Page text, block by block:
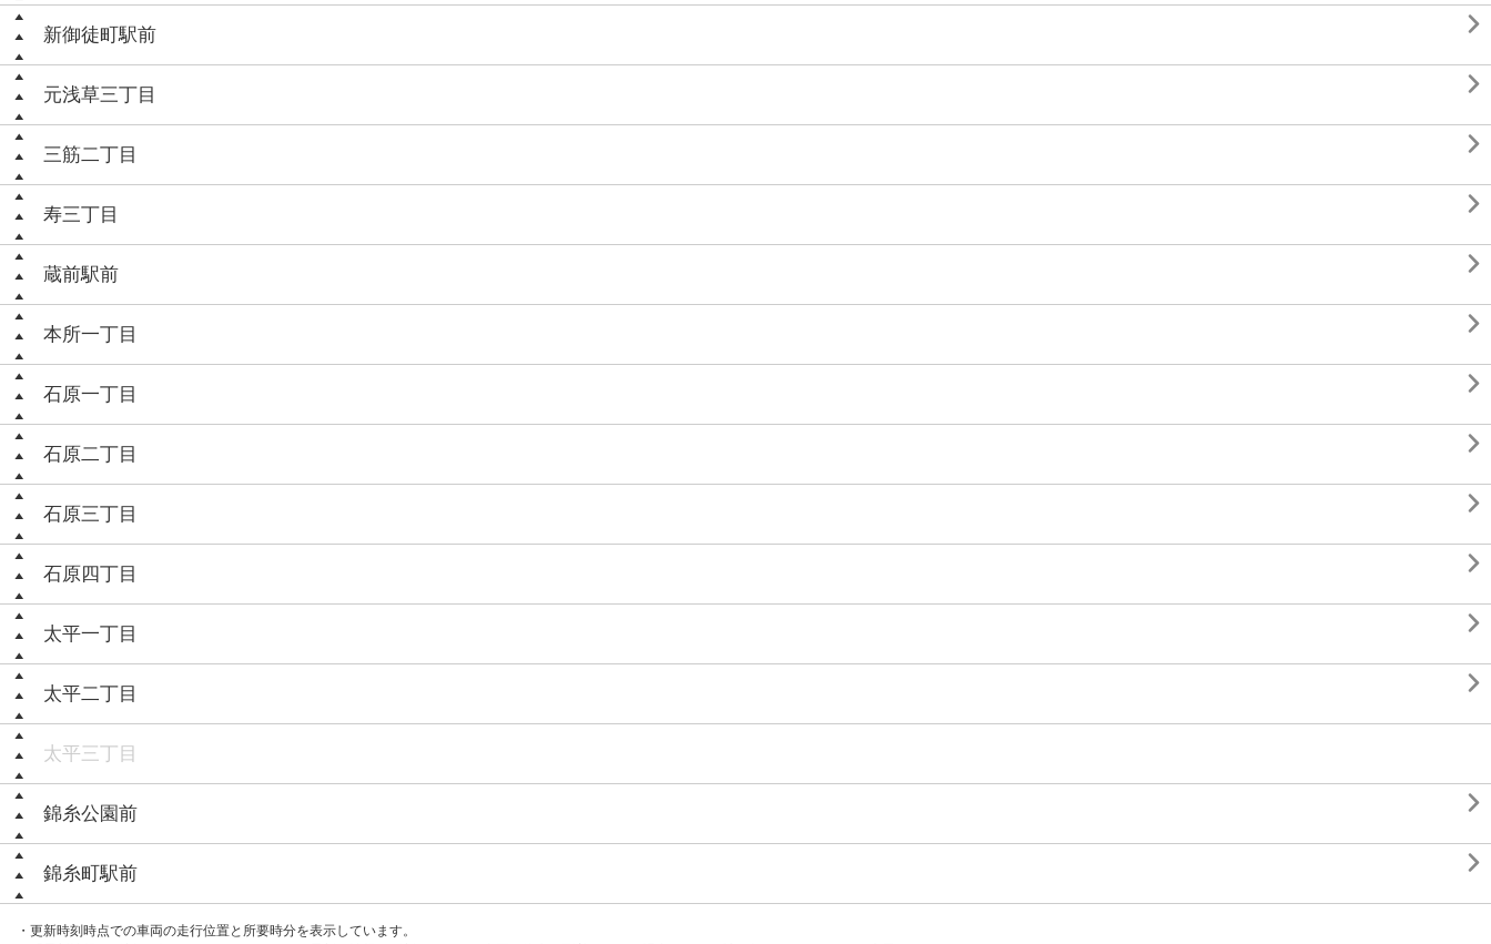
新御徒町駅前 
元浅草三丁目 
三筋二丁目 
寿三丁目 
蔵前駅前 
本所一丁目 
石原一丁目 
石原二丁目 
石原三丁目 
石原四丁目 
太平一丁目 
太平二丁目 
太平三丁目
錦糸公園前 
錦糸町駅前 
・更新時刻時点での車両の走行位置と所要時分を表示しています。